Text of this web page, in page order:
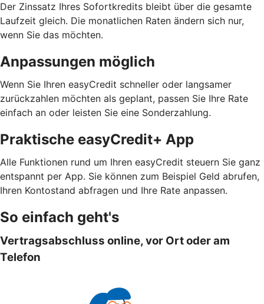
Der Zinssatz Ihres Sofortkredits bleibt über die gesamte
Laufzeit gleich. Die monatlichen Raten ändern sich nur,
wenn Sie das möchten.
Anpassungen möglich
Wenn Sie Ihren easyCredit schneller oder langsamer
zurückzahlen möchten als geplant, passen Sie Ihre Rate
einfach an oder leisten Sie eine Sonderzahlung.
Praktische easyCredit+ App
Alle Funktionen rund um Ihren easyCredit steuern Sie ganz
entspannt per App. Sie können zum Beispiel Geld abrufen,
Ihren Kontostand abfragen und Ihre Rate anpassen.
So einfach geht's
Vertragsabschluss online, vor Ort oder am
Telefon